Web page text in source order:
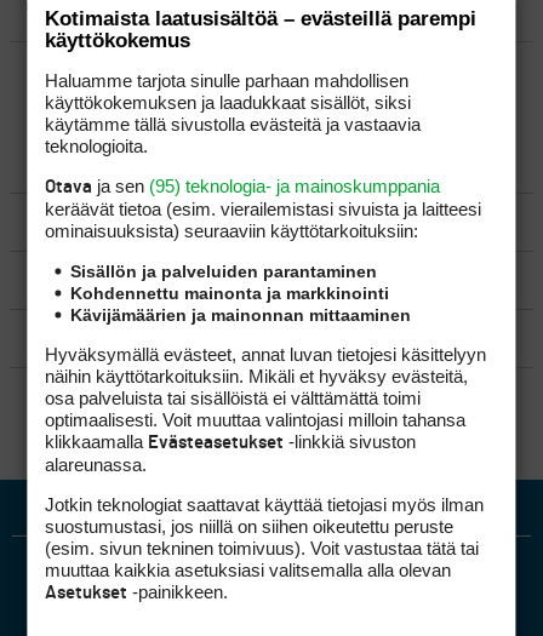
OHJEET
UUSIMMAT VIESTIKETJUT
VÄLINEET
MATKAILU
SÄÄNNÖT
Kotimaista laatusisältöä – evästeillä parempi
käyttökokemus
Haluamme tarjota sinulle parhaan mahdollisen
käyttökokemuksen ja laadukkaat sisällöt, siksi
käytämme tällä sivustolla evästeitä ja vastaavia
teknologioita.
Otava ja sen (95) teknologia- ja mainoskumppania
keräävät tietoa (esim. vierailemis­tasi sivuista ja laitteesi
ominaisuuk­sista) seuraaviin käyttötarkoituksiin:
Sisällön ja palveluiden parantaminen
Kohdennettu mainonta ja markkinointi
Kävijämäärien ja mainonnan mittaaminen
Hyväksymällä evästeet, annat luvan tietojesi käsittelyyn
näihin käyttötarkoituksiin. Mikäli et hyväksy evästeitä,
osa palveluista tai sisällöistä ei välttämättä toimi
optimaalisesti. Voit muuttaa valintojasi milloin tahansa
klikkaamalla Evästeasetukset -linkkiä sivuston
alareunassa.
Jotkin teknologiat saattavat käyttää tietojasi myös ilman
suostumustasi, jos niillä on siihen oikeutettu peruste
(esim. sivun tekninen toimivuus). Voit vastustaa tätä tai
muuttaa kaikkia asetuksiasi valitsemalla alla olevan
Asetukset -painikkeen.